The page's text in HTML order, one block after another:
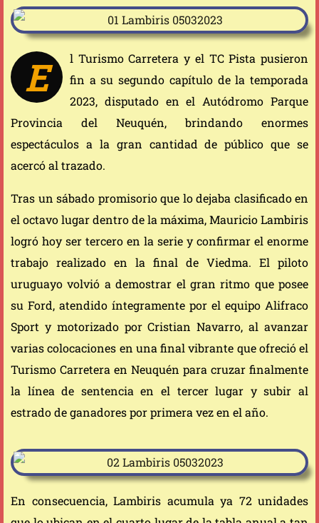
E
l Turismo Carretera y el TC Pista pusieron
fin a su segundo capítulo de la temporada
2023, disputado en el Autódromo Parque
Provincia del Neuquén, brindando enormes
espectáculos a la gran cantidad de público que se
acercó al trazado.
Tras un sábado promisorio que lo dejaba clasificado en
el octavo lugar dentro de la máxima, Mauricio Lambiris
logró hoy ser tercero en la serie y confirmar el enorme
trabajo realizado en la final de Viedma. El piloto
uruguayo volvió a demostrar el gran ritmo que posee
su Ford, atendido íntegramente por el equipo Alifraco
Sport y motorizado por Cristian Navarro, al avanzar
varias colocaciones en una final vibrante que ofreció el
Turismo Carretera en Neuquén para cruzar finalmente
la línea de sentencia en el tercer lugar y subir al
estrado de ganadores por primera vez en el año.
En consecuencia, Lambiris acumula ya 72 unidades